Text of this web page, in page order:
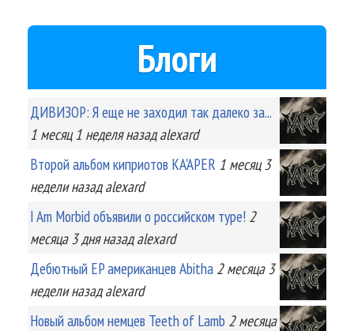
Блоги
ДИВИЗОР: Я еще не заходил так далеко за...
1 месяц 1 неделяназад alexard
Второй альбом киприотов KA'APER 1 месяц 3
неделиназад alexard
I Am Morbid объявили о российском туре! 2
месяца 3 дняназад alexard
Дебютный EP американцев Abitha 2 месяца 3
неделиназад alexard
Новый альбом немцев Teeth of Lamb 2 месяца